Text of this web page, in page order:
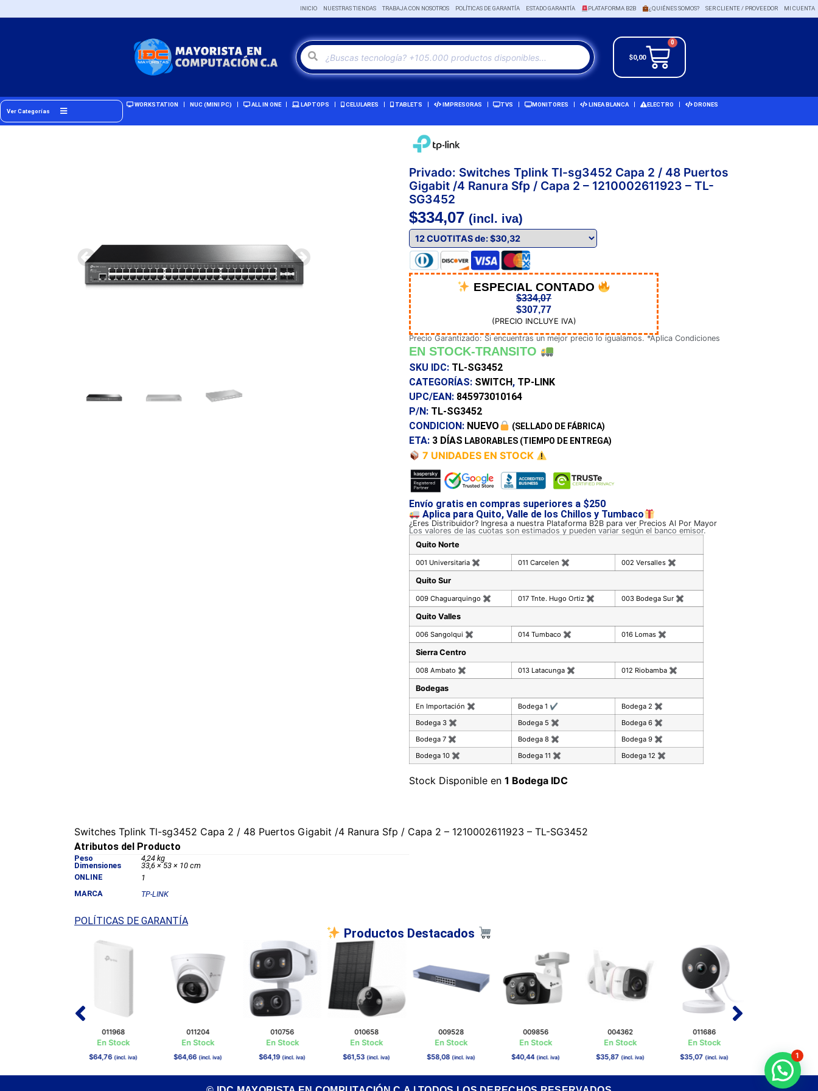
INICIO NUESTRAS TIENDAS TRABAJA CON NOSOTROS POLÍTICAS DE GARANTÍA ESTADO GARANTÍA PLATAFORMA B2B ¿QUIÉNES SOMOS? SER CLIENTE / PROVEEDOR MI CUENTA
$0,00
0
Ver Categorías
WORKSTATION NUC (MINI PC) ALL IN ONE LAPTOPS CELULARES TABLETS IMPRESORAS TVS MONITORES LINEA BLANCA ELECTRO DRONES
Privado: Switches Tplink Tl-sg3452 Capa 2 / 48 Puertos
Gigabit /4 Ranura Sfp / Capa 2 – 1210002611923 – TL-
SG3452
$334,07 (incl. iva)
ESPECIAL CONTADO
$334,07
$307,77
(PRECIO INCLUYE IVA)
Precio Garantizado: Si encuentras un mejor precio lo igualamos. *Aplica Condiciones
EN STOCK-TRANSITO
SKU IDC: TL-SG3452
CATEGORÍAS: SWITCH , TP-LINK
UPC/EAN: 845973010164
P/N: TL-SG3452
CONDICION: NUEVO (SELLADO DE FÁBRICA)
ETA: 3 DÍAS LABORABLES (TIEMPO DE ENTREGA)
7 UNIDADES EN STOCK
Envío gratis en compras superiores a $250
Aplica para Quito, Valle de los Chillos y Tumbaco
¿Eres Distribuidor? Ingresa a nuestra Plataforma B2B para ver Precios Al Por Mayor
Los valores de las cuotas son estimados y pueden variar según el banco emisor.
Quito Norte
001 Universitaria ✖ 011 Carcelen ✖ 002 Versalles ✖
Quito Sur
009 Chaguarquingo ✖ 017 Tnte. Hugo Ortiz ✖ 003 Bodega Sur ✖
Quito Valles
006 Sangolqui ✖ 014 Tumbaco ✖ 016 Lomas ✖
Sierra Centro
008 Ambato ✖ 013 Latacunga ✖ 012 Riobamba ✖
Bodegas
En Importación ✖ Bodega 1 ✔ Bodega 2 ✖
Bodega 3 ✖ Bodega 5 ✖ Bodega 6 ✖
Bodega 7 ✖ Bodega 8 ✖ Bodega 9 ✖
Bodega 10 ✖ Bodega 11 ✖ Bodega 12 ✖
Stock Disponible en 1 Bodega IDC
Switches Tplink Tl-sg3452 Capa 2 / 48 Puertos Gigabit /4 Ranura Sfp / Capa 2 – 1210002611923 – TL-SG3452
Atributos del Producto
Peso
4,24 kg
Dimensiones
33,6 × 53 × 10 cm
ONLINE
1
MARCA
TP-LINK
POLÍTICAS DE GARANTÍA
Productos Destacados
011968
En Stock
$64,76 (incl. iva)
011204
En Stock
$64,66 (incl. iva)
010756
En Stock
$64,19 (incl. iva)
010658
En Stock
$61,53 (incl. iva)
009528
En Stock
$58,08 (incl. iva)
009856
En Stock
$40,44 (incl. iva)
004362
En Stock
$35,87 (incl. iva)
011686
En Stock
$35,07 (incl. iva) $31,36 (incl. iva)
1